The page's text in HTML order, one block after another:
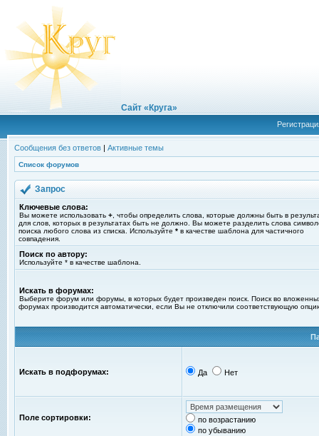
Сайт «Круга»
Сообщения без ответов | Активные темы
Список форумов
Запрос
Ключевые слова:
Вы можете использовать + , чтобы определить слова, которые должны быть в
для слов, которых в результатах быть не должно. Вы можете разделить слова
поиска любого слова из списка. Используйте * в качестве шаблона для частичного
совпадения.
Поиск по автору:
Используйте * в качестве шаблона.
Искать в форумах:
Выберите форум или форумы, в которых будет произведен поиск. Поиск во
форумах производится автоматически, если Вы не отключили соответствующую
Искать в подфорумах: Да Нет
Поле сортировки:
по возрастанию
по убыванию